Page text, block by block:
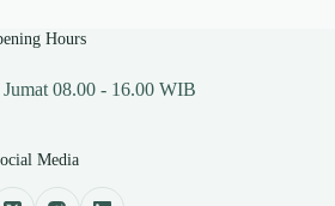
Hours
Jumat 08.00 - 16.00 WIB
Media